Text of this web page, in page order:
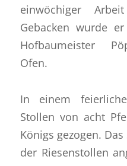
einwöchiger
Gebacken wurde
Hofbaumeister
Ofen.
In einem
Stollen von acht
Königs gezogen.
der Riesenstollen